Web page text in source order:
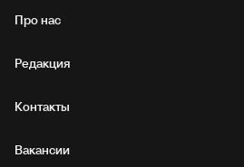
Про нас
Редакция
Контакты
Вакансии